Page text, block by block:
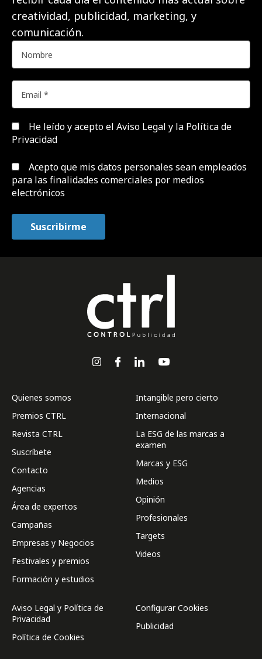
creatividad, publicidad, marketing, y
comunicación.
He leído y acepto el Aviso Legal y la Política de
Privacidad
Acepto que mis datos personales sean empleados
para las finalidades comerciales por medios
electrónicos
Quienes somos
Premios CTRL
Revista CTRL
Suscríbete
Contacto
Agencias
Área de expertos
Campañas
Empresas y Negocios
Festivales y premios
Formación y estudios
Intangible pero cierto
Internacional
La ESG de las marcas a
examen
Marcas y ESG
Medios
Opinión
Profesionales
Targets
Videos
Aviso Legal y Política de
Privacidad
Política de Cookies
Configurar Cookies
Publicidad